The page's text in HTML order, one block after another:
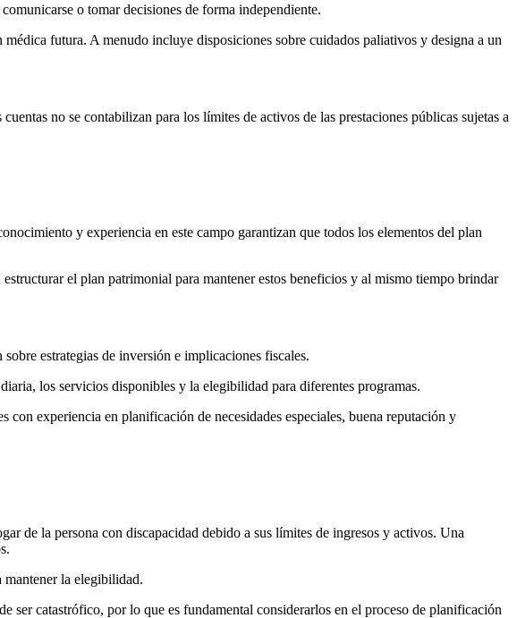
o tomar decisiones de forma independiente.
futura. A menudo incluye disposiciones sobre cuidados paliativos y designa a un
no se contabilizan para los límites de activos de las prestaciones públicas sujetas a
y experiencia en este campo garantizan que todos los elementos del plan
el plan patrimonial para mantener estos beneficios y al mismo tiempo brindar
estrategias de inversión e implicaciones fiscales.
los servicios disponibles y la elegibilidad para diferentes programas.
experiencia en planificación de necesidades especiales, buena reputación y
de la persona con discapacidad debido a sus límites de ingresos y activos. Una
mantener la elegibilidad.
ser catastrófico, por lo que es fundamental considerarlos en el proceso de planificación